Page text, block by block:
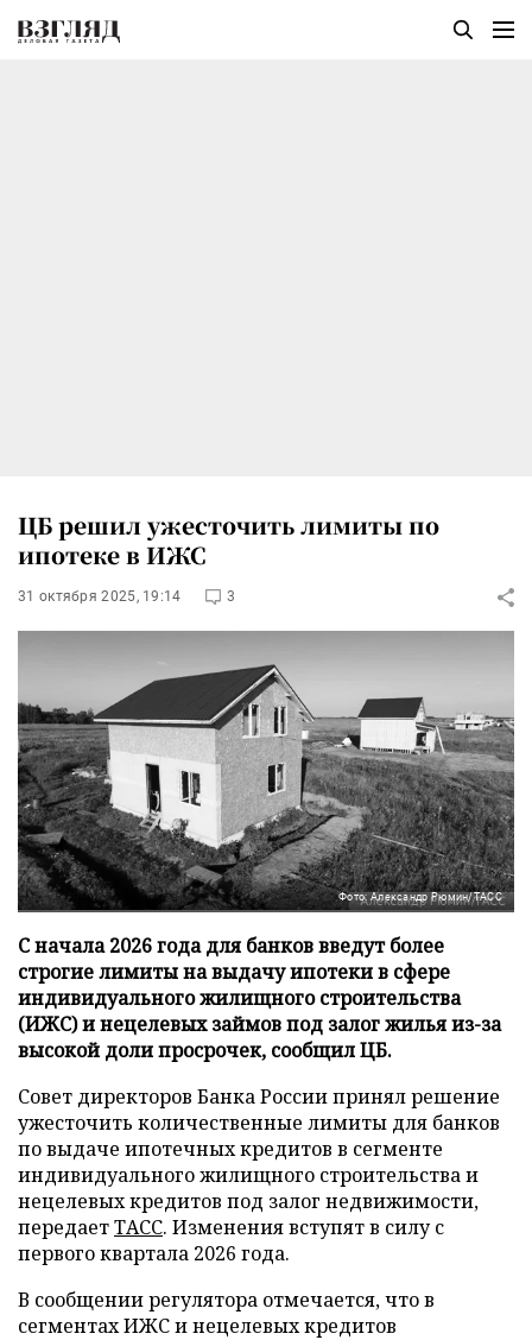
ЦБ решил ужесточить лимиты по
ипотеке в ИЖС
31 октября 2025, 19:14 3
Фото: Александр Рюмин/ТАСС
С начала 2026 года для банков введут более
строгие лимиты на выдачу ипотеки в сфере
индивидуального жилищного строительства
(ИЖС) и нецелевых займов под залог жилья из-за
высокой доли просрочек, сообщил ЦБ.
Совет директоров Банка России принял решение
ужесточить количественные лимиты для банков
по выдаче ипотечных кредитов в сегменте
индивидуального жилищного строительства и
нецелевых кредитов под залог недвижимости,
передаетТАСС. Изменения вступят в силу с
первого квартала 2026 года.
В сообщении регулятора отмечается, что в
сегментах ИЖС и нецелевых кредитов